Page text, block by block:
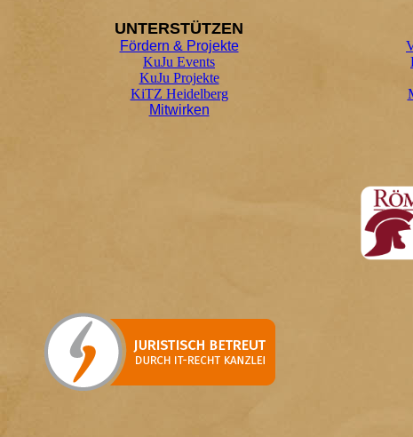
UNTERSTÜTZEN
Fördern & Projekte
KuJu Events
KuJu Projekte
KiTZ Heidelberg
Mitwirken